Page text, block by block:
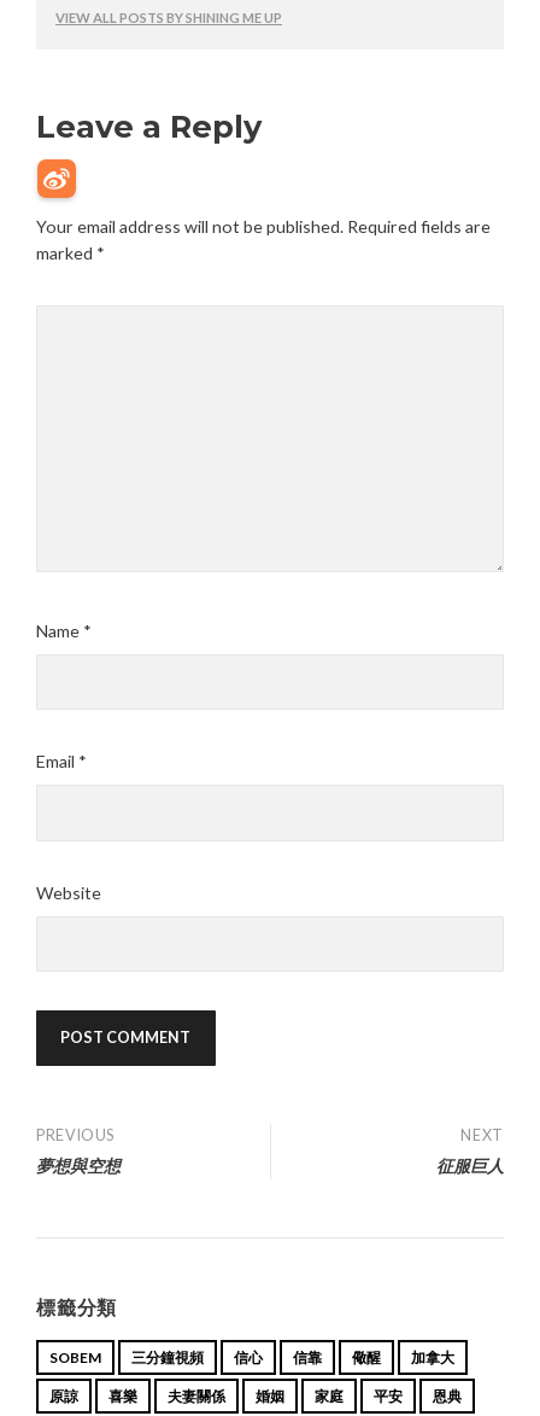
VIEW ALL POSTS BY SHINING ME UP
Leave a Reply
Your email address will not be published. Required fields are
marked *
Name *
Email *
Website
Post
PREVIOUS
夢想與空想
NEXT
征服巨人
標籤分類
SOBEM 三分鐘視頻 信心 信靠 儆醒 加拿大
原諒 喜樂 夫妻關係 婚姻 家庭 平安 恩典